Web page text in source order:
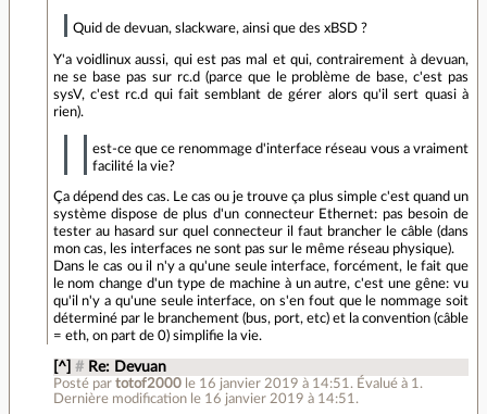
Quid de devuan, slackware, ainsi que des xBSD ?
Y'a voidlinux aussi, qui est pas mal et qui, contrairement à devuan,
ne se base pas sur rc.d (parce que le problème de base, c'est pas
sysV, c'est rc.d qui fait semblant de gérer alors qu'il sert quasi à
rien).
est-ce que ce renommage d'interface réseau vous a vraiment
facilité la vie?
Ça dépend des cas. Le cas ou je trouve ça plus simple c'est quand un
système dispose de plus d'un connecteur Ethernet: pas besoin de
tester au hasard sur quel connecteur il faut brancher le câble (dans
mon cas, les interfaces ne sont pas sur le même réseau physique).
Dans le cas ou il n'y a qu'une seule interface, forcément, le fait que
le nom change d'un type de machine à un autre, c'est une gêne: vu
qu'il n'y a qu'une seule interface, on s'en fout que le nommage soit
déterminé par le branchement (bus, port, etc) et la convention (câble
= eth, on part de 0) simplifie la vie.
[^] # Re: Devuan
Posté par totof2000 le 16 janvier 2019 à 14:51 . Évalué à 1 .
Dernière modification le 16 janvier 2019 à 14:51.